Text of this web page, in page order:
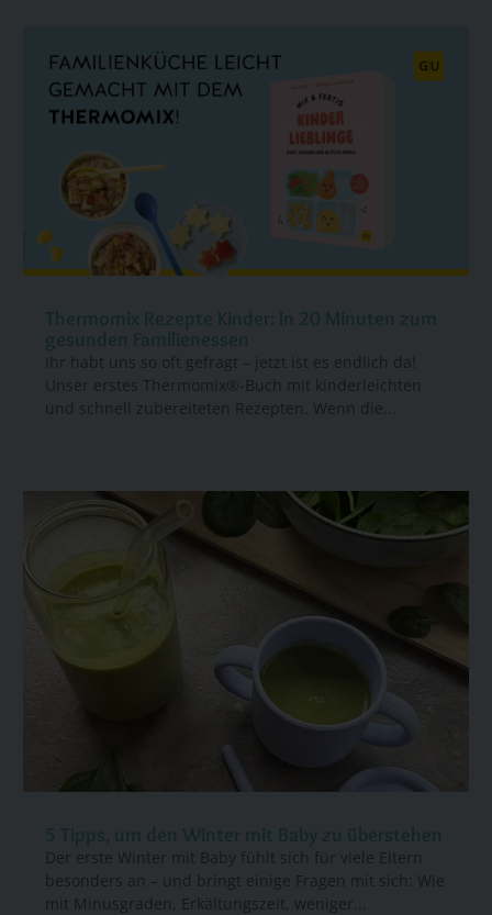
Thermomix Rezepte Kinder: In 20 Minuten zum
gesunden Familienessen
Ihr habt uns so oft gefragt – jetzt ist es endlich da!
Unser erstes Thermomix®-Buch mit kinderleichten
und schnell zubereiteten Rezepten. Wenn die...
5 Tipps, um den Winter mit Baby zu überstehen
Der erste Winter mit Baby fühlt sich für viele Eltern
besonders an – und bringt einige Fragen mit sich: Wie
mit Minusgraden, Erkältungszeit, weniger...